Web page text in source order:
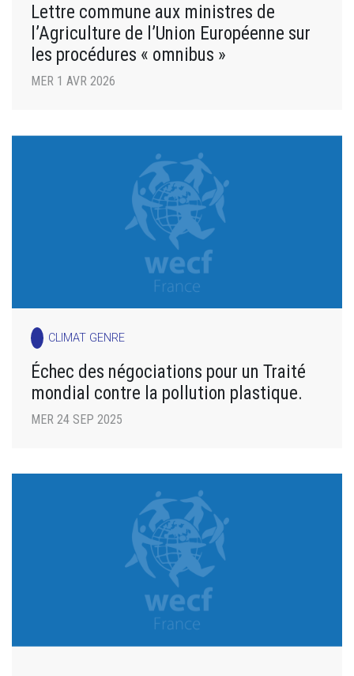
Lettre commune aux ministres de
l’Agriculture de l’Union Européenne sur
les procédures « omnibus »
MER 1 AVR 2026
CLIMAT GENRE
Échec des négociations pour un Traité
mondial contre la pollution plastique.
MER 24 SEP 2025